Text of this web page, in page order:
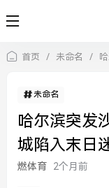
首页 / 未命名 /
未命名
哈尔滨突发
城陷入末日
燃体育 2个月前